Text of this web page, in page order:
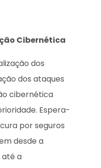
Cibernética
dos
dos ataques
cibernética
Espera-
por seguros
desde a
até a